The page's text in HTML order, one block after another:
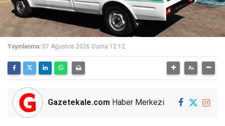
Yayınlanma: 07 Ağustos 2026 Cuma 12:12
Gazetekale.com Haber Merkezi